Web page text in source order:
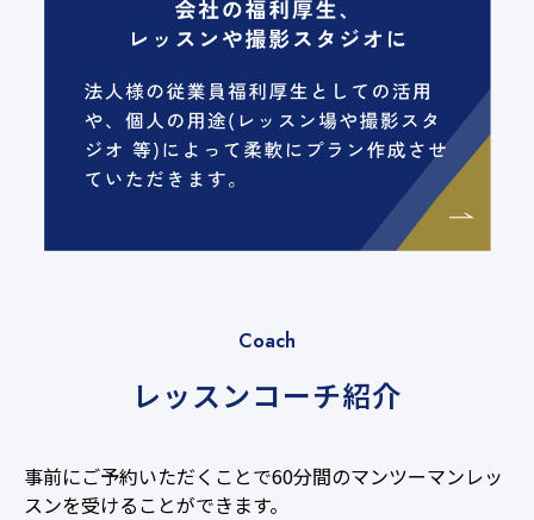
Coach
レッスンコーチ紹介
事前にご予約いただくことで60分間のマンツーマンレッ
スンを受けることができます。